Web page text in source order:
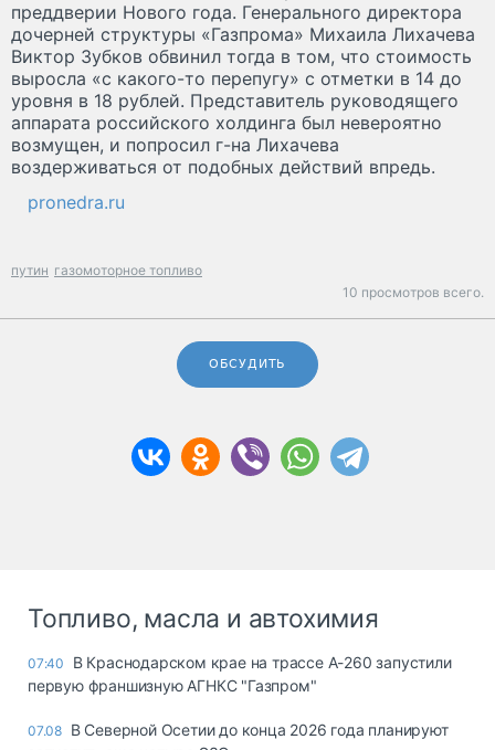
преддверии Нового года. Генерального директора
дочерней структуры «Газпрома» Михаила Лихачева
Виктор Зубков обвинил тогда в том, что стоимость
выросла «с какого-то перепугу» с отметки в 14 до
уровня в 18 рублей. Представитель руководящего
аппарата российского холдинга был невероятно
возмущен, и попросил г-на Лихачева
воздерживаться от подобных действий впредь.
pronedra.ru
путин газомоторное топливо
10 просмотров всего.
ОБСУДИТЬ
Топливо, масла и автохимия
07:40
В Краснодарском крае на трассе А-260 запустили
первую франшизную АГНКС "Газпром"
07.08 В Северной Осетии до конца 2026 года планируют